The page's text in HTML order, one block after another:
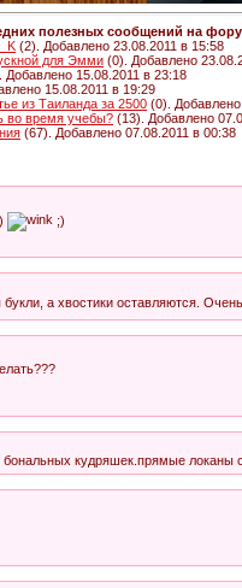
полезных сообщений на
(2). Добавлено 23.08.2011 в 15:58
для Эмми (0). Добавлено
Добавлено 15.08.2011 в 23:18
15.08.2011 в 19:29
из Таиланда за 2500 (0).
во время учебы? (13). Добавлено
(67). Добавлено 07.08.2011 в 00:38
;)
а хвостики оставляются.
бональных кудряшек.прямые